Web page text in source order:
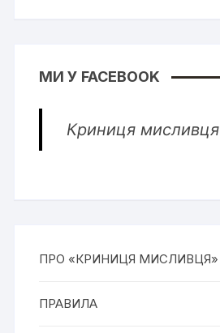
МИ У FACEBOOK
Криниця мисливця
ПРО «КРИНИЦЯ МИСЛИВЦЯ»
ПРАВИЛА